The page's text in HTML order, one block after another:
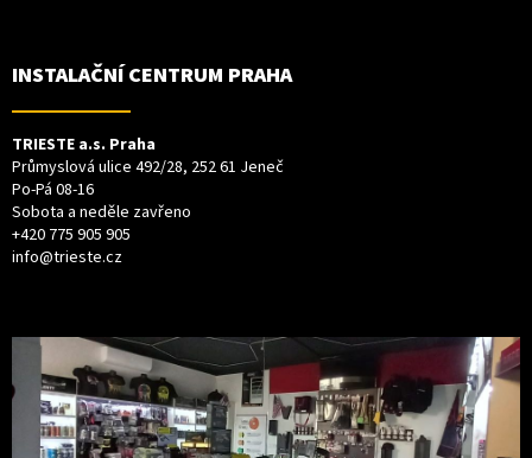
INSTALAČNÍ CENTRUM PRAHA
TRIESTE a.s. Praha
Průmyslová ulice 492/28, 252 61 Jeneč
Po-Pá 08-16
Sobota a neděle zavřeno
+420 775 905 905
info@trieste.cz